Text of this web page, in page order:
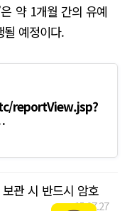
약 1개월 간의 유예
예정이다.
reportView.jsp?
관 시 반드시 암호
15.07.27